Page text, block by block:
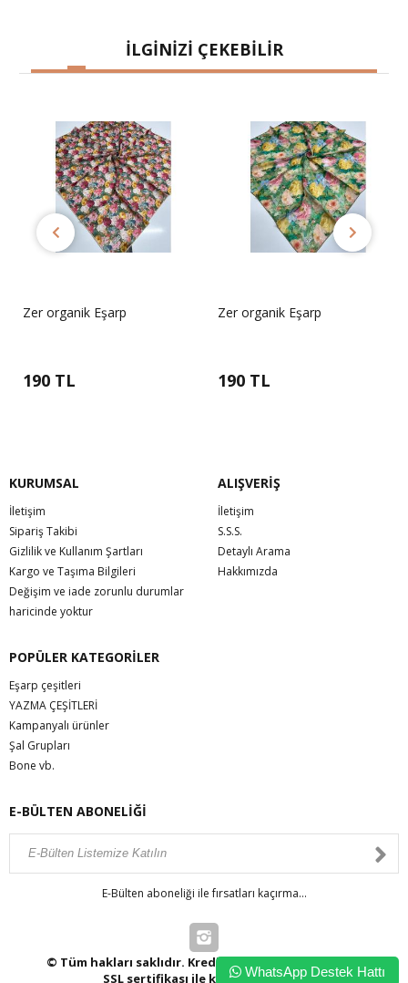
İLGİNİZİ ÇEKEBİLİR
Zer organik Eşarp
190 TL
Zer organik Eşarp
190 TL
KURUMSAL
İletişim
Sipariş Takibi
Gizlilik ve Kullanım Şartları
Kargo ve Taşıma Bilgileri
Değişim ve iade zorunlu durumlar
haricinde yoktur
ALIŞVERİŞ
İletişim
S.S.S.
Detaylı Arama
Hakkımızda
POPÜLER KATEGORİLER
Eşarp çeşitleri
YAZMA ÇEŞİTLERİ
Kampanyalı ürünler
Şal Grupları
Bone vb.
E-BÜLTEN ABONELİĞİ
E-Bülten aboneliği ile fırsatları kaçırma...
© Tüm hakları saklıdır. Kredi kartı bilgileriniz 256bit
SSL sertifikası ile korunmaktadır.WhatsApp Destek Hattı